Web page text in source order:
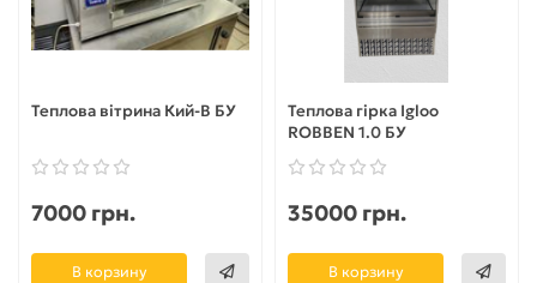
Теплова вітрина Кий-В БУ
7000 грн.
В корзину
Теплова гірка Igloo
ROBBEN 1.0 БУ
35000 грн.
В корзину